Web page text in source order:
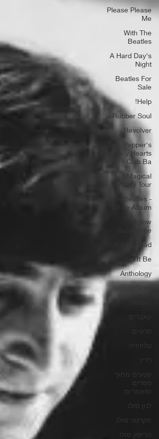
Please Please
Me
With The
Beatles
A Hard Day's
Night
Beatles For
Sale
Help!
Rubber Soul
Revolver
Sgt. Pepper's
Lonely Hearts
Club Ba
Magical
Mystery Tour
The Beatles -
White Album
Yellow
Submarine
Abbey Road
Let It Be
Anthology
קטעים מתוך
ספרים
ומאמרים
לנון סולו
מקרטני סולו
הריסון סולו